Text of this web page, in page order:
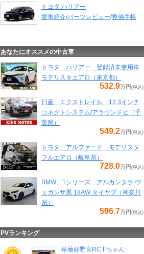
トヨタ ハリアー
愛車紹介/パーツレビュー/整備手帳
あなたにオススメの中古車
トヨタ ハリアー 登録済未使用車
モデリスタエアロ（東京都）
532.9万円 (税込)
日産 エクストレイル 12.3インチ
コネクトシステム/アラウンドビ（千
葉県）
549.2万円 (税込)
トヨタ アルファード モデリスタ
フルエアロ（岐阜県）
728.0万円 (税込)
BMW 1シリーズ アルカンタラ ヴ
ェガンザ黒 18AW タイヤプ（神奈川
県）
506.7万円 (税込)
PVランキング
草薙@野良RC Fちゃん